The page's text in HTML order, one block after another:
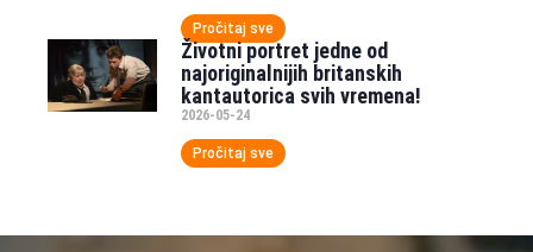
Pročitaj sve
Životni portret jedne od
najoriginalnijih britanskih
kantautorica svih vremena!
2026-05-24
Pročitaj sve